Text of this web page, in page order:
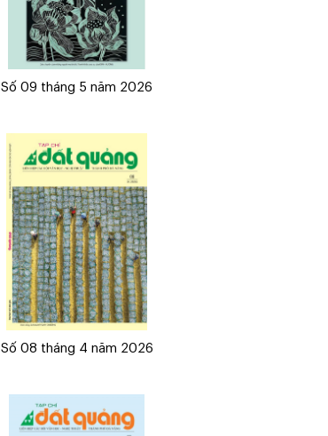
Số 09 tháng 5 năm 2026
Số 08 tháng 4 năm 2026